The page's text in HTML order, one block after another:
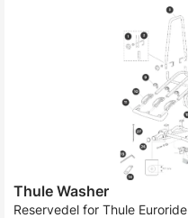
Thule Washer
Reservedel for Thule Euroride